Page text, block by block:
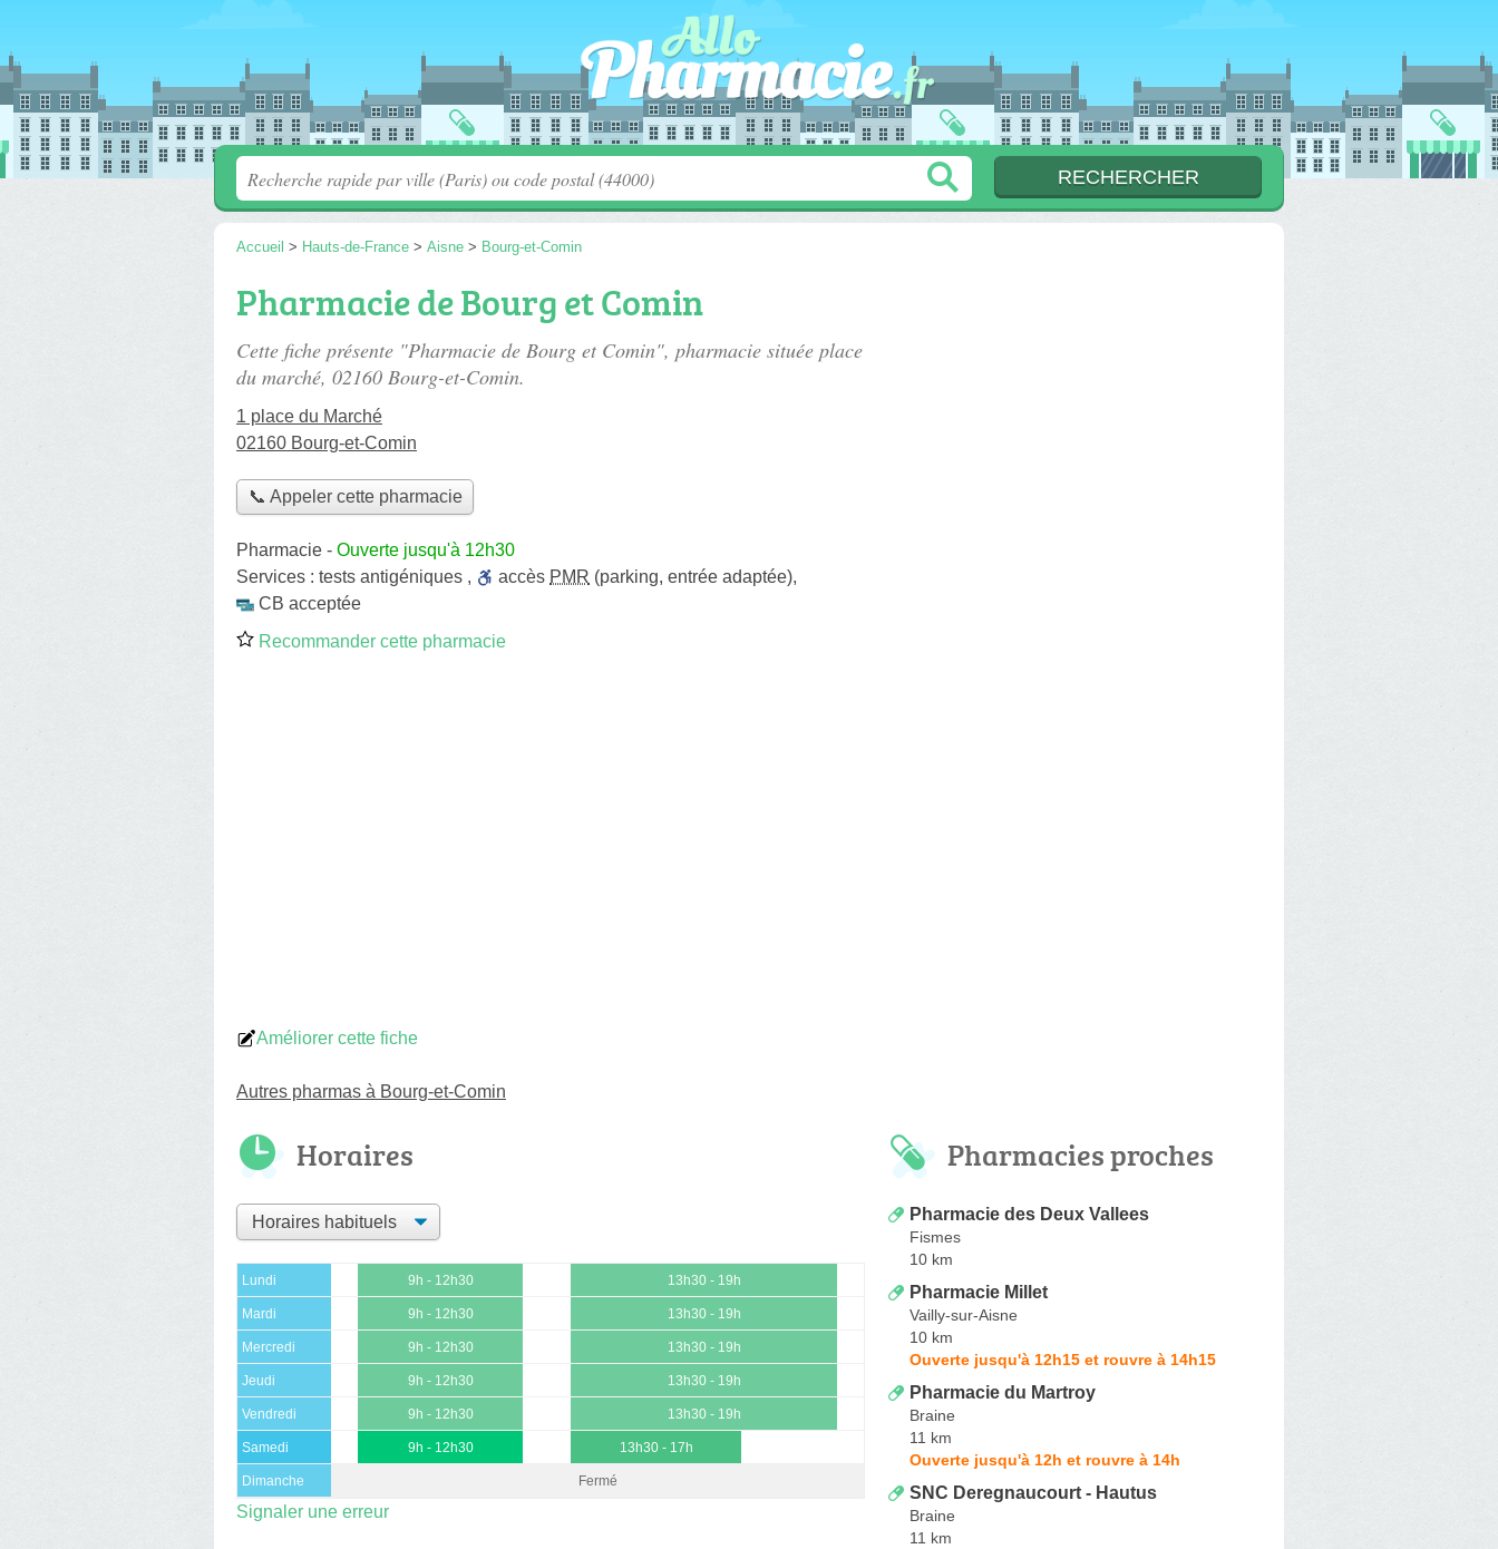
Accueil > Hauts-de-France > Aisne > Bourg-et-Comin
Pharmacie de Bourg et Comin
Cette fiche présente "Pharmacie de Bourg et Comin", pharmacie située place
du marché, 02160 Bourg-et-Comin.
1 place du Marché
02160 Bourg-et-Comin
📞 Appeler cette pharmacie
Pharmacie - Ouverte jusqu'à 12h30
Services : tests antigéniques , accès PMR (parking, entrée adaptée),
CB acceptée
Recommander cette pharmacie
Améliorer cette fiche
Autres pharmas à Bourg-et-Comin
Horaires
Lundi 9h - 12h30 13h30 - 19h
Mardi 9h - 12h30 13h30 - 19h
Mercredi 9h - 12h30 13h30 - 19h
Jeudi 9h - 12h30 13h30 - 19h
Vendredi 9h - 12h30 13h30 - 19h
Samedi 9h - 12h30 13h30 - 17h
Dimanche Fermé
Signaler une erreur
Pharmacies proches
Pharmacie des Deux Vallees
Fismes
10 km
Pharmacie Millet
Vailly-sur-Aisne
10 km
Ouverte jusqu'à 12h15 et rouvre à 14h15
Pharmacie du Martroy
Braine
11 km
Ouverte jusqu'à 12h et rouvre à 14h
SNC Deregnaucourt - Hautus
Braine
11 km